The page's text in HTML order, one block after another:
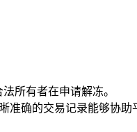
所有者在申请解冻。
准确的交易记录能够协